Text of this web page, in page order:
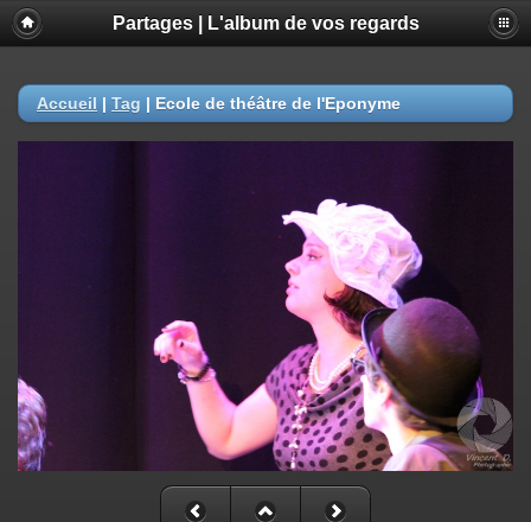
Partages | L'album de vos regards
Accueil | Tag | Ecole de théâtre de l'Eponyme